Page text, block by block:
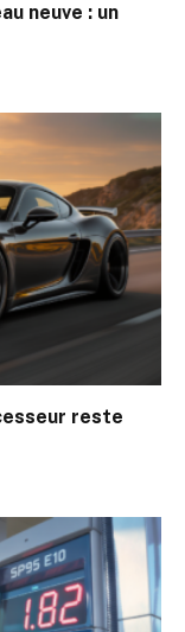
neuve : un
reste